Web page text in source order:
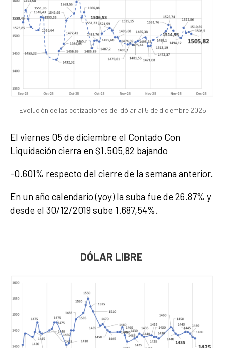
Evolución de las cotizaciones del dólar al 5 de diciembre 2025
El viernes 05 de diciembre el Contado Con
Liquidación cierra en $1.505,82 bajando
-0.601% respecto del cierre de la semana anterior.
En un año calendario (yoy) la suba fue de 26.87% y
desde el 30/12/2019 sube 1.687,54%.
DÓLAR LIBRE